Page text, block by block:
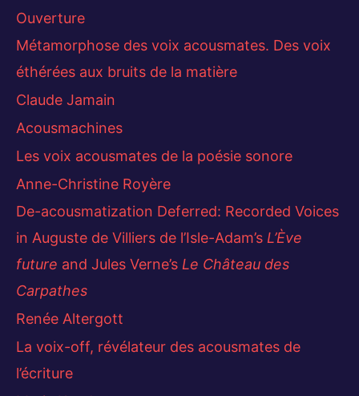
Ouverture
Métamorphose des voix acousmates. Des voix
éthérées aux bruits de la matière
Claude Jamain
Acousmachines
Les voix acousmates de la poésie sonore
Anne-Christine Royère
De-acousmatization Deferred: Recorded Voices
in Auguste de Villiers de l’Isle-Adam’s L’Ève
future and Jules Verne’s Le Château des
Carpathes
Renée Altergott
La voix-off, révélateur des acousmates de
l’écriture